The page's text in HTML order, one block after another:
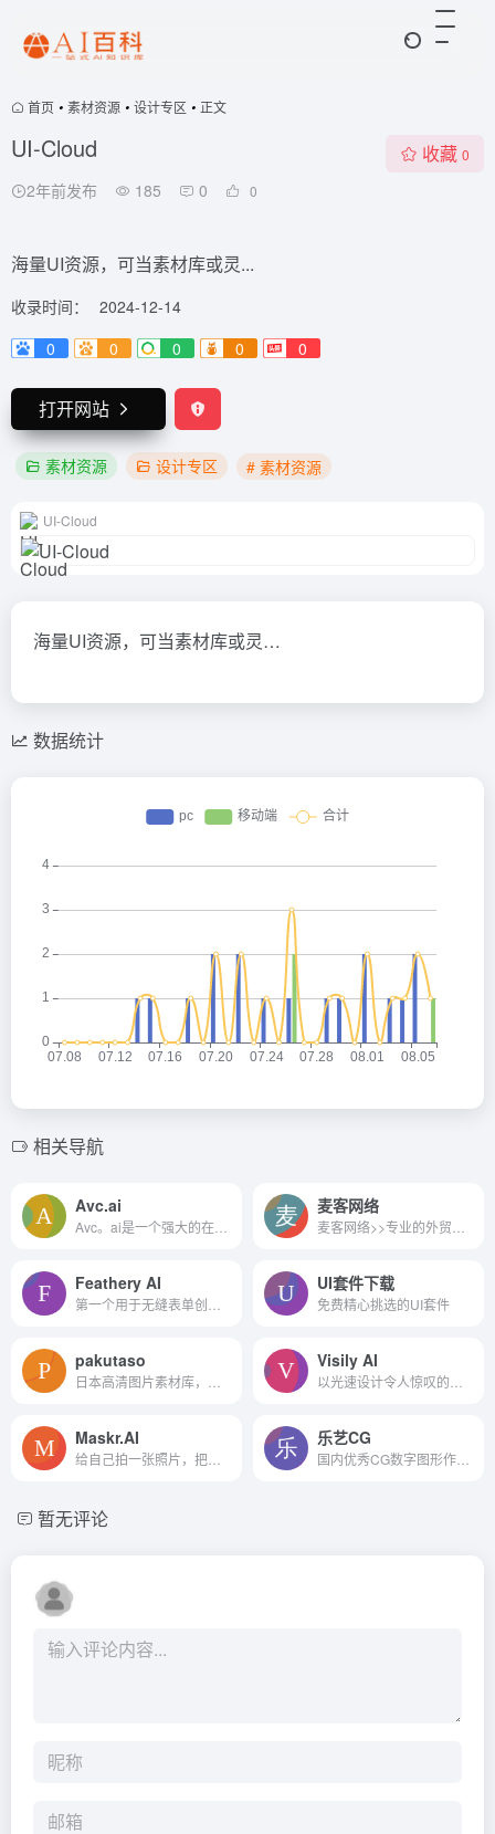
首页 • 素材资源 • 设计专区 • 正文
UI-Cloud
2年前发布 185 0 0
收藏 0
海量UI资源，可当素材库或灵...
收录时间：
2024-12-14
0
0 0 0 0
打开网站
素材资源 设计专区 # 素材资源
UI-Cloud
海量UI资源，可当素材库或灵…
数据统计
相关导航
Avc.ai 麦客网络
Feathery AI UI套件下载
免费精心挑选的UI套件
pakutaso Visily AI
Maskr.AI 乐艺CG
暂无评论